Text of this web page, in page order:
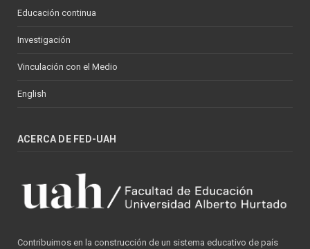
Educación continua
Investigación
Vinculación con el Medio
English
ACERCA DE FED-UAH
Contribuimos en la construcción de un sistema educativo de país